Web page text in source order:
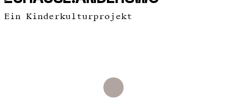
Ein Kinderkulturprojekt